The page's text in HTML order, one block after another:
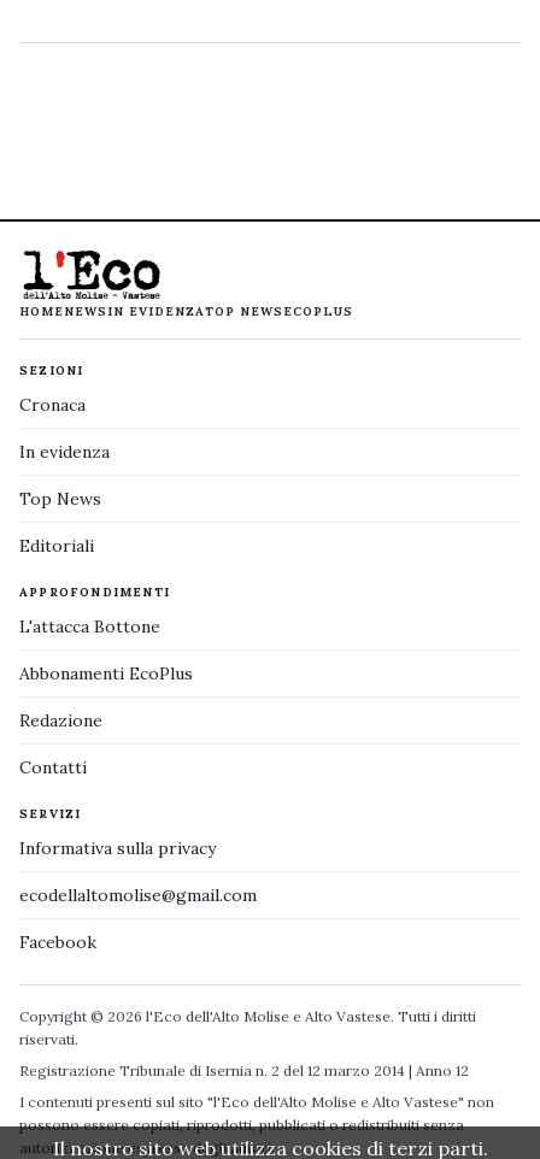
HOMENEWS IN EVIDENZATOP NEWS ECOPLUS
SEZIONI
Cronaca
In evidenza
Top News
Editoriali
APPROFONDIMENTI
L'attacca Bottone
Abbonamenti EcoPlus
Redazione
Contatti
SERVIZI
Informativa sulla privacy
ecodellaltomolise@gmail.com
Facebook
Copyright © 2026 l'Eco dell'Alto Molise e Alto Vastese. Tutti i diritti
riservati.
Registrazione Tribunale di Isernia n. 2 del 12 marzo 2014 | Anno 12
I contenuti presenti sul sito "l'Eco dell'Alto Molise e Alto Vastese" non
possono essere copiati, riprodotti, pubblicati o redistribuiti senza
autorizzazione espressa degli autori.
Il nostro sito web utilizza cookies di terzi parti.